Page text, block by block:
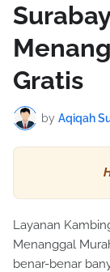
Gratis
by Aqiqah
Layanan
Menanggal
benar-benar